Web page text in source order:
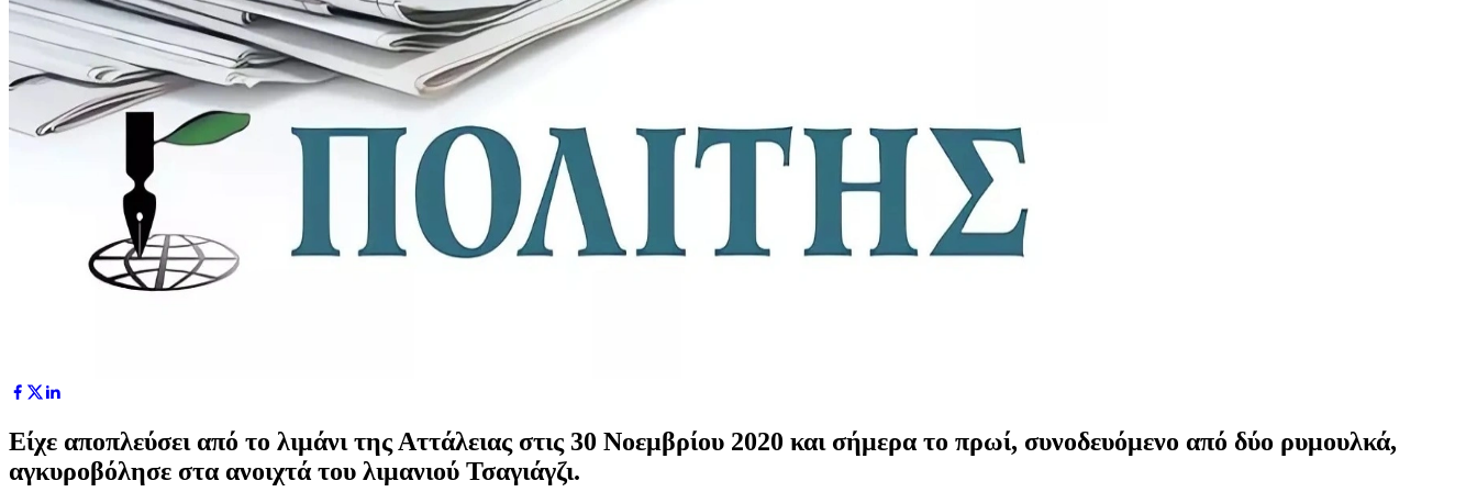
Είχε αποπλεύσει από το λιμάνι της Αττάλειας στις 30 Νοεμβρίου 2020 και σήμερα το πρωί, συνοδευόμενο από δύο ρυμουλκά,
αγκυροβόλησε στα ανοιχτά του λιμανιού Τσαγιάγζι.